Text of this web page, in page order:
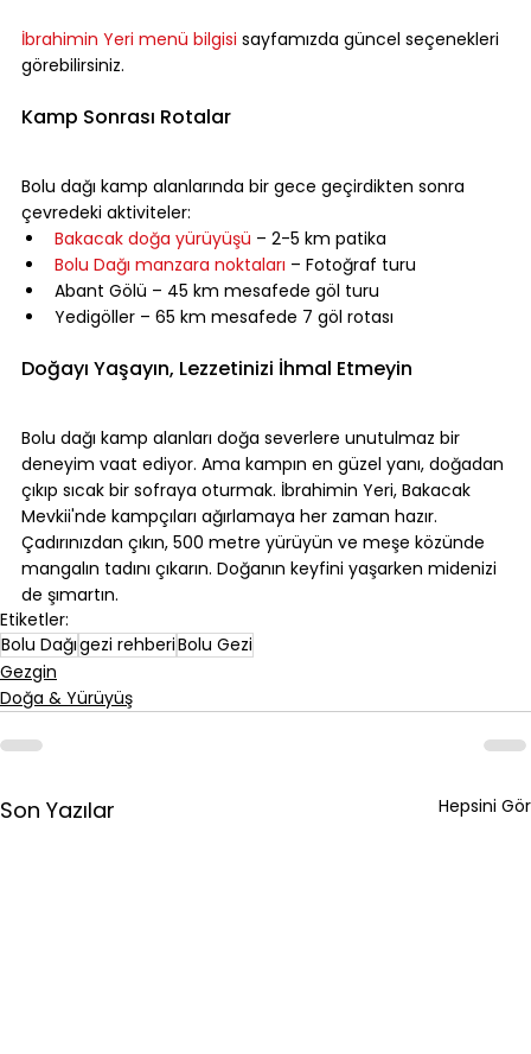
İbrahimin Yeri menü bilgisi sayfamızda güncel seçenekleri
görebilirsiniz.
Kamp Sonrası Rotalar
Bolu dağı kamp alanlarında bir gece geçirdikten sonra
çevredeki aktiviteler:
Bakacak doğa yürüyüşü – 2-5 km patika
Bolu Dağı manzara noktaları – Fotoğraf turu
Abant Gölü – 45 km mesafede göl turu
Yedigöller – 65 km mesafede 7 göl rotası
Doğayı Yaşayın, Lezzetinizi İhmal Etmeyin
Bolu dağı kamp alanları doğa severlere unutulmaz bir
deneyim vaat ediyor. Ama kampın en güzel yanı, doğadan
çıkıp sıcak bir sofraya oturmak. İbrahimin Yeri, Bakacak
Mevkii'nde kampçıları ağırlamaya her zaman hazır.
Çadırınızdan çıkın, 500 metre yürüyün ve meşe közünde
mangalın tadını çıkarın. Doğanın keyfini yaşarken midenizi
de şımartın.
Etiketler:
Bolu Dağıgezi rehberiBolu Gezi
Gezgin
Doğa & Yürüyüş
Son Yazılar Hepsini Gör